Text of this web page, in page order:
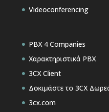
Videoconferencing
PBX 4 Companies
Χαρακτηριστικά PBX
3CX Client
Δοκιμάστε το 3CX
3cx.com